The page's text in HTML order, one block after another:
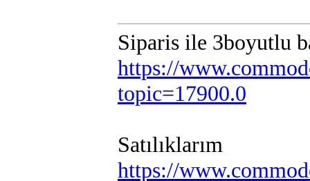
Siparis ile 3boyutlu
https://
topic=17900.0
Satılıklarım
https://